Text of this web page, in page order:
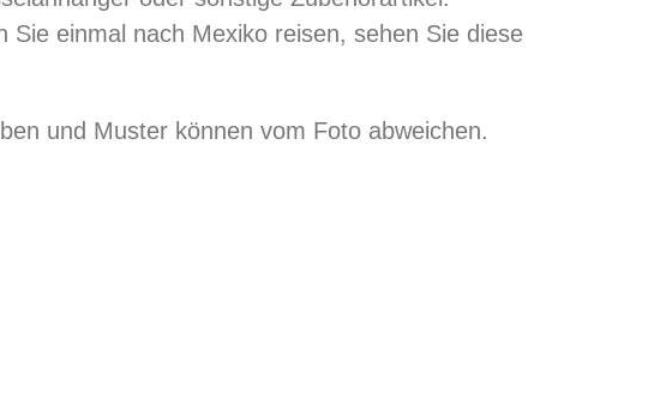
einmal nach Mexiko reisen, sehen Sie diese
und Muster können vom Foto abweichen.